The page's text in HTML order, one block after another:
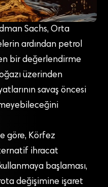
Sachs, Orta
ardından petrol
bir değerlendirme
üzerinden
savaş öncesi
göre, Körfez
ihracat
başlaması,
değişimine işaret